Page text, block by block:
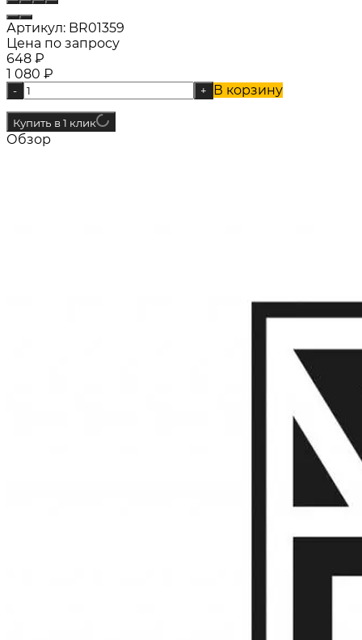
Артикул: BR01359
Цена по запросу
648 ₽
1 080 ₽
- + В корзину
Купить в 1 клик
Обзор